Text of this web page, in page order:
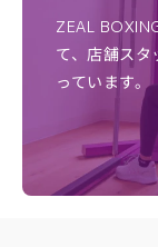
ZEAL
て、店舗ス
っています。